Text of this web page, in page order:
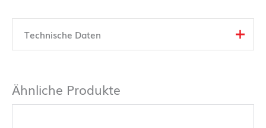
Technische Daten
Ähnliche Produkte